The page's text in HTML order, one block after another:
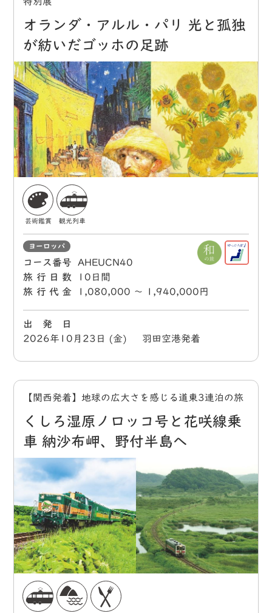
オランダ・アルル・パリ 光と孤独
が紡いだゴッホの足跡
芸術鑑賞 観光列車
ヨーロッパ
コース番号
AHEUCN40
旅行日数
10日間
旅行代金
1,080,000 〜 1,940,000円
出 発 日
2026年10月23日 (金) 羽田空港発着
【関西発着】地球の広大さを感じる道東3連泊の旅
くしろ湿原ノロッコ号と花咲線乗
車 納沙布岬、野付半島へ